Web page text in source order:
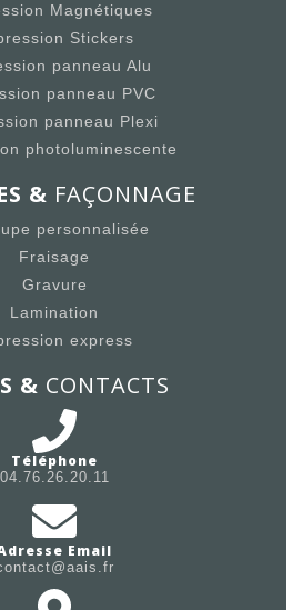
Magnétiques
Stickers
panneau Alu
panneau PVC
panneau Plexi
photoluminescente
& FAÇONNAGE
personnalisée
Fraisage
Gravure
Lamination
express
& CONTACTS
Téléphone
04.76.26.20.11
Email